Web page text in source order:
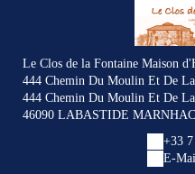
Le Clos de la Fontaine Maison
444 Chemin Du Moulin Et De
444 Chemin Du Moulin Et De
46090 LABASTIDE
+33
E-